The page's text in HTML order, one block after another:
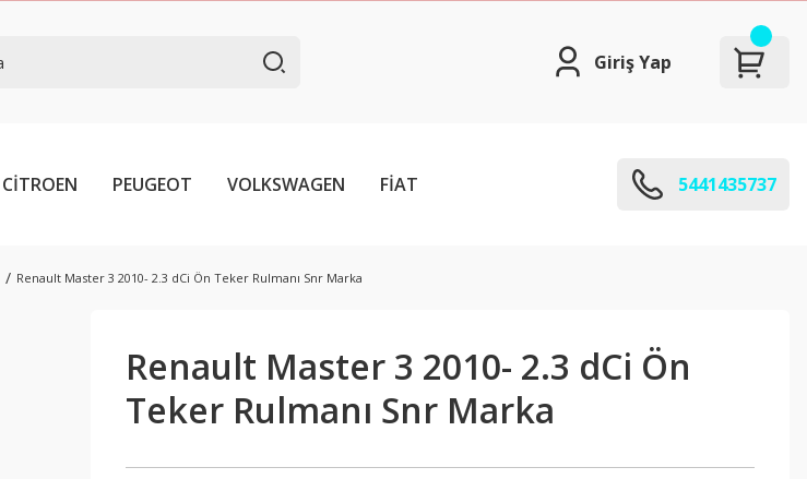
Giriş Yap
CİTROEN PEUGEOT VOLKSWAGEN FİAT 5441435737
Renault Master 3 2010- 2.3 dCi Ön Teker Rulmanı Snr Marka
Renault Master 3 2010- 2.3 dCi Ön
Teker Rulmanı Snr Marka